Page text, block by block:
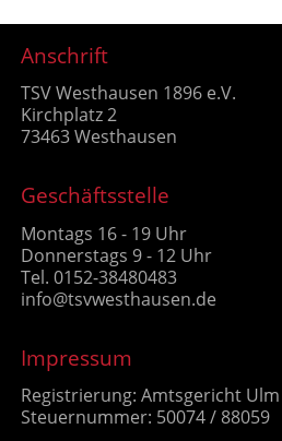
Anschrift
TSV Westhausen 1896 e.V.
Kirchplatz 2
73463 Westhausen
Geschäftsstelle
Montags 16 - 19 Uhr
Donnerstags 9 - 12 Uhr
Tel. 0152-38480483
info@tsvwesthausen.de
Impressum
Registrierung: Amtsgericht Ulm
Steuernummer: 50074 / 88059